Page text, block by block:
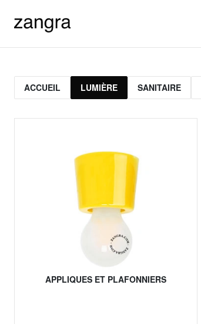
ACCUEIL LUMIÈRE SANITAIRE
APPLIQUES ET PLAFONNIERS